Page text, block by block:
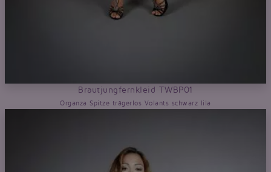
Brautjungfernkleid TWBP01
Organza Spitze trägerlos Volants schwarz lila